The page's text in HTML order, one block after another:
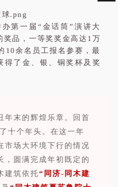
第一届“金话筒”演讲大
奖品，一等奖奖金高达1万
10余名员工报名参赛，最
得了金、银、铜奖杯及奖
年末的辉煌乐章。回首
十个年头。在这一年
市场大环境下行的情况
，圆满完成年初既定的
建筑依托“同济-同木建